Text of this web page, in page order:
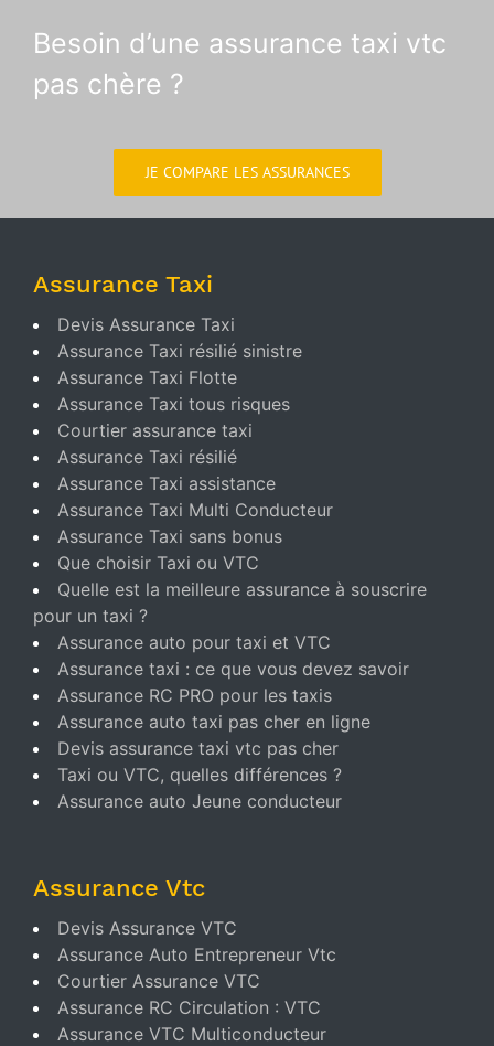
Besoin d’une assurance taxi vtc
pas chère ?
JE COMPARE LES ASSURANCES
Assurance Taxi
Devis Assurance Taxi
Assurance Taxi résilié sinistre
Assurance Taxi Flotte
Assurance Taxi tous risques
Courtier assurance taxi
Assurance Taxi résilié
Assurance Taxi assistance
Assurance Taxi Multi Conducteur
Assurance Taxi sans bonus
Que choisir Taxi ou VTC
Quelle est la meilleure assurance à souscrire
pour un taxi ?
Assurance auto pour taxi et VTC
Assurance taxi : ce que vous devez savoir
Assurance RC PRO pour les taxis
Assurance auto taxi pas cher en ligne
Devis assurance taxi vtc pas cher
Taxi ou VTC, quelles différences ?
Assurance auto Jeune conducteur
Assurance Vtc
Devis Assurance VTC
Assurance Auto Entrepreneur Vtc
Courtier Assurance VTC
Assurance RC Circulation : VTC
Assurance VTC Multiconducteur